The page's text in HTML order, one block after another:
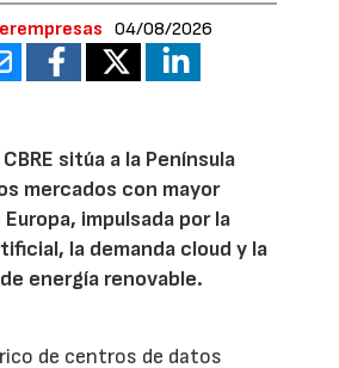
04/08/2026
sitúa a la Península
mercados con mayor
impulsada por la
la demanda cloud y la
energía renovable.
de centros de datos